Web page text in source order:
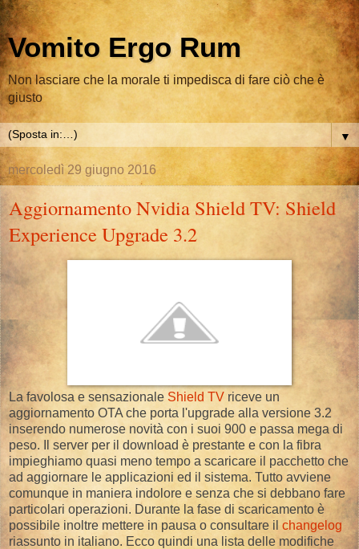
Vomito Ergo Rum
Non lasciare che la morale ti impedisca di fare ciò che è
giusto
▼
mercoledì 29 giugno 2016
Aggiornamento Nvidia Shield TV: Shield
Experience Upgrade 3.2
La favolosa e sensazionale Shield TV riceve un
aggiornamento OTA che porta l'upgrade alla versione 3.2
inserendo numerose novità con i suoi 900 e passa mega di
peso. Il server per il download è prestante e con la fibra
impieghiamo quasi meno tempo a scaricare il pacchetto che
ad aggiornare le applicazioni ed il sistema. Tutto avviene
comunque in maniera indolore e senza che si debbano fare
particolari operazioni. Durante la fase di scaricamento è
possibile inoltre mettere in pausa o consultare il changelog
riassunto in italiano. Ecco quindi una lista delle modifiche